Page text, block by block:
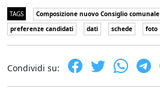
TAGS Composizione nuovo Consiglio comunale
preferenze candidati
dati schede foto
Condividi su: